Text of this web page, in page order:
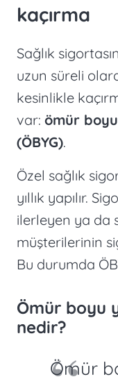
kaçırma
Sağlık
uzun süreli
kesinlikle
var: ömür
(ÖBYG).
Özel sağlık
yıllık yapılır.
ilerleyen ya da
müşterilerinin
Bu durumda
Ömür boyu
nedir?
Ömür